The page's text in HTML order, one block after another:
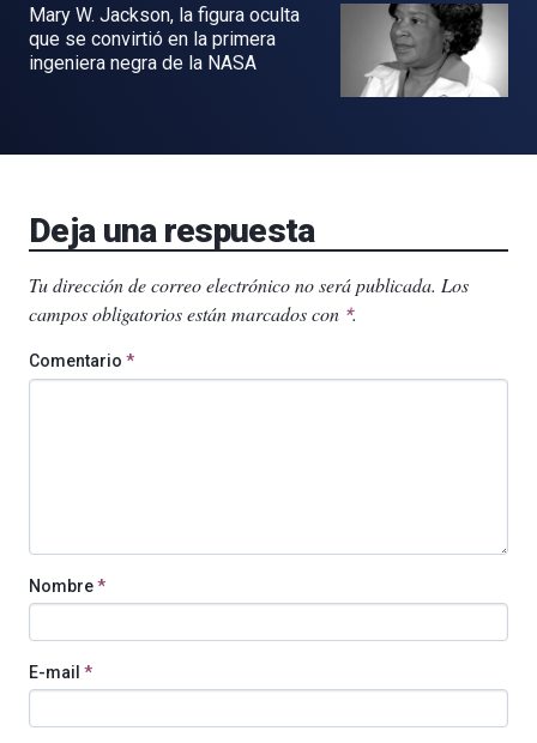
Mary W. Jackson, la figura oculta
que se convirtió en la primera
ingeniera negra de la NASA
Deja una respuesta
Tu dirección de correo electrónico no será publicada. Los
campos obligatorios están marcados con *.
Comentario *
Nombre*
E-mail *